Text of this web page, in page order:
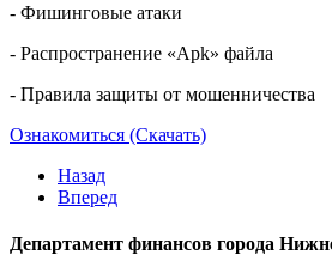
- Фишинговые атаки
- Распространение «Apk» файла
- Правила защиты от мошенничества
Ознакомиться (Скачать)
Назад
Вперед
Департамент финансов города